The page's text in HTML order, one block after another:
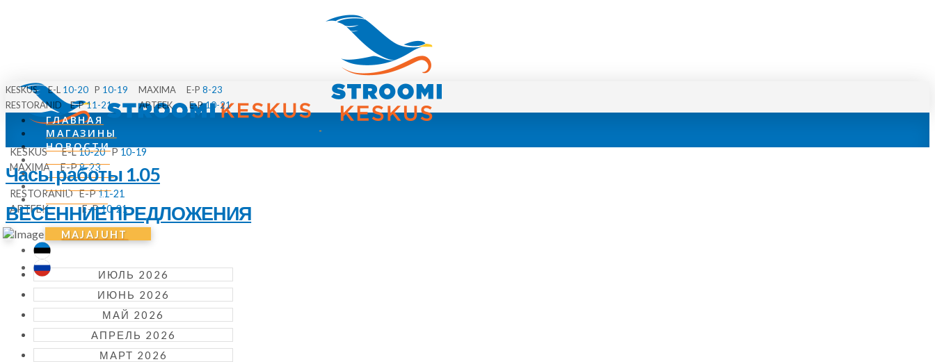
KESKUS E-L10-20 P 10-19
MAXIMA E-P8-23
RESTORANID E-P11-21
APTEEK E-P10-21
KESKUS E-L 10-20 P 10-19 MAXIMA E-P 8-23
RESTORANID E-P11-21 APTEEK E-P10-21
ГЛАВНАЯ
МАГАЗИНЫ
НОВОСТИ
СОБЫТИЯ
ПАРКОВКА
О ЦЕНТРЕ
КОНТАКТ
MENÜÜ
MAJAJUHT
Часы работы 1.05
ВЕСЕННИЕ ПРЕДЛОЖЕНИЯ
ИЮЛЬ 2026
ИЮНЬ 2026
МАЙ 2026
АПРЕЛЬ 2026
МАРТ 2026